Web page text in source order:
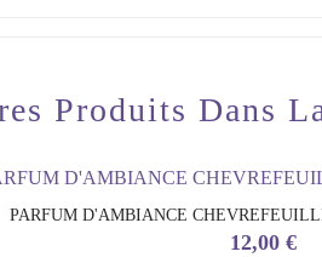
Produits Dans
PARFUM D'AMBIANCE
Prix
12,00 €